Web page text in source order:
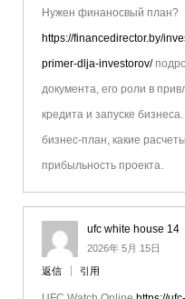
Нужен финаносвый план?
https://financedirector.by/
primer-dlja-investorov/
документа, его роли в
кредита и запуске
бизнес-план, какие
прибыльность проекта.
ufc white house 14
2026年 5月 15日
返信 引用